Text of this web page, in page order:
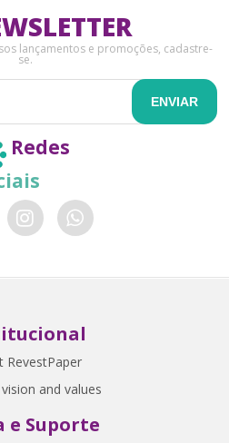
lançamentos e promoções, cadastre-
se.
ENVIAR
Redes
RevestPaper
and values
e Suporte